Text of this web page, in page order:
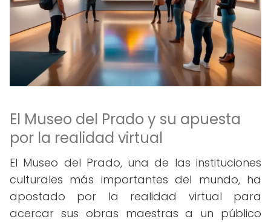
El Museo del Prado y su apuesta
por la realidad virtual
El Museo del Prado, una de las instituciones
culturales más importantes del mundo, ha
apostado por la realidad virtual para
acercar sus obras maestras a un público